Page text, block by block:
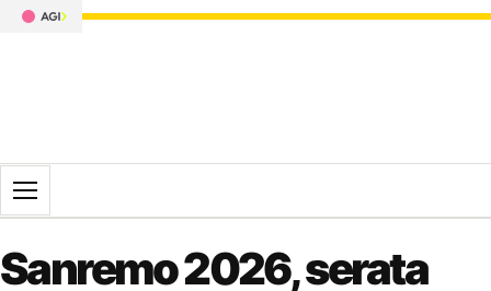
Apri il menu
Sanremo 2026, serata